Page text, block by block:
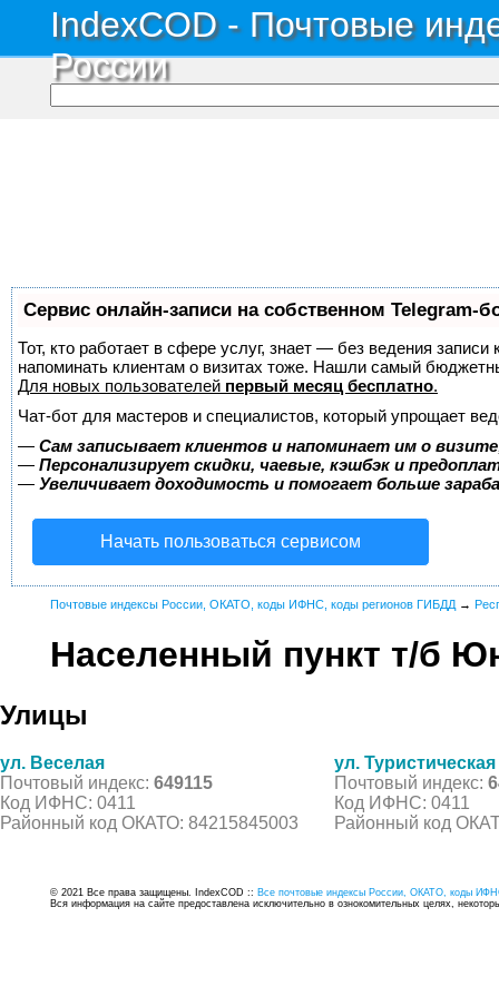
IndexCOD - Почтовые
России
Сервис онлайн-записи на собственном Telegram-
Тот, кто работает в сфере услуг, знает — без ведения
напоминать клиентам о визитах тоже. Нашли самый
Для новых пользователей первый месяц бесплатно.
Чат-бот для мастеров и специалистов, который упрощает
— Сам записывает клиентов и напоминает им о
— Персонализирует скидки, чаевые, кэшбэк и
— Увеличивает доходимость и помогает больше
Начать пользоваться сервисом
Почтовые индексы России, ОКАТО, коды ИФНС, коды регионов ГИБДД →
Населенный пункт т/б
Улицы
ул. Веселая
Почтовый индекс: 649115
Код ИФНС: 0411
Районный код ОКАТО: 84215845003
ул. Туристическая
Почтовый индекс:
Код ИФНС: 0411
Районный код
© 2021 Все права защищены. IndexCOD :: Все почтовые индексы России, ОКАТО, коды
Вся информация на сайте предоставлена исключительно в ознокомительных целях,